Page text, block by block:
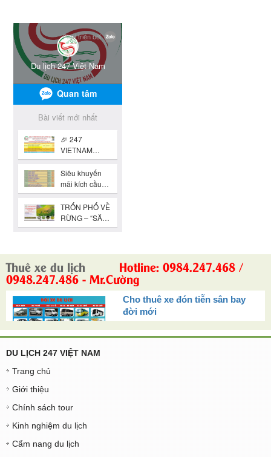
Thuê xe du lịch Hotline: 0984.247.468 /
0948.247.486 - Mr.Cường
Cho thuê xe đón tiễn sân bay
đời mới
DU LỊCH 247 VIỆT NAM
Trang chủ
Giới thiệu
Chính sách tour
Kinh nghiệm du lịch
Cẩm nang du lịch